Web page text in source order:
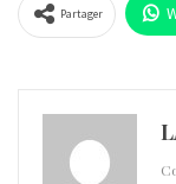
Partager